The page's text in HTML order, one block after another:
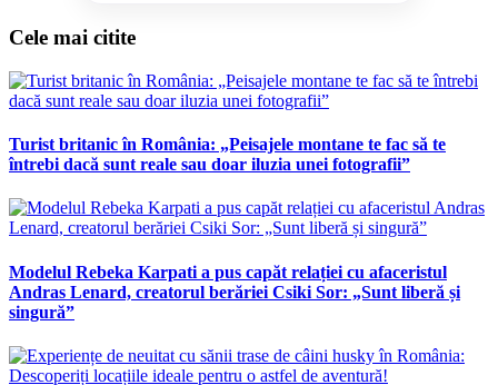
Cele mai citite
Turist britanic în România: „Peisajele montane te fac să te
întrebi dacă sunt reale sau doar iluzia unei fotografii”
Modelul Rebeka Karpati a pus capăt relației cu afaceristul
Andras Lenard, creatorul berăriei Csiki Sor: „Sunt liberă și
singură”